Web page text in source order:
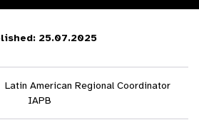
25.07.2025
Latin American Regional Coordinator
IAPB